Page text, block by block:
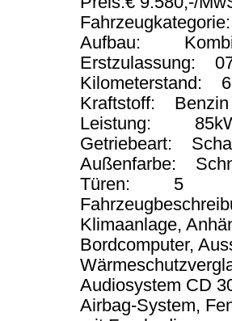
Aufbau:
Erstzulassung:
Kilometerstand:
Kraftstoff: Benzin
Leistung: 85kW
Getriebeart:
Außenfarbe:
Türen: 5
Klimaanlage,
Bordcomputer,
Audiosystem CD
Airbag-System,